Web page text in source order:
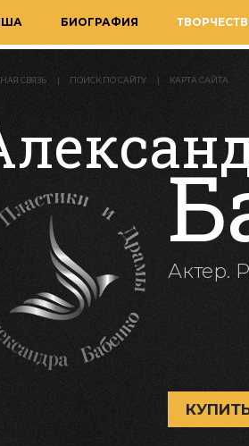
БИОГРАФИЯ
СВЯЗЬ ПОИСК ПО САЙТУ КАРТА САЙТА
Актер.